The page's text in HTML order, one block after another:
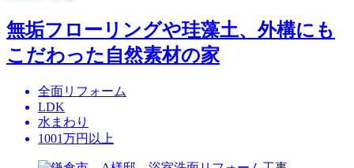
無垢フローリングや珪藻土、外構にも
こだわった自然素材の家
全面リフォーム
LDK
水まわり
1001万円以上